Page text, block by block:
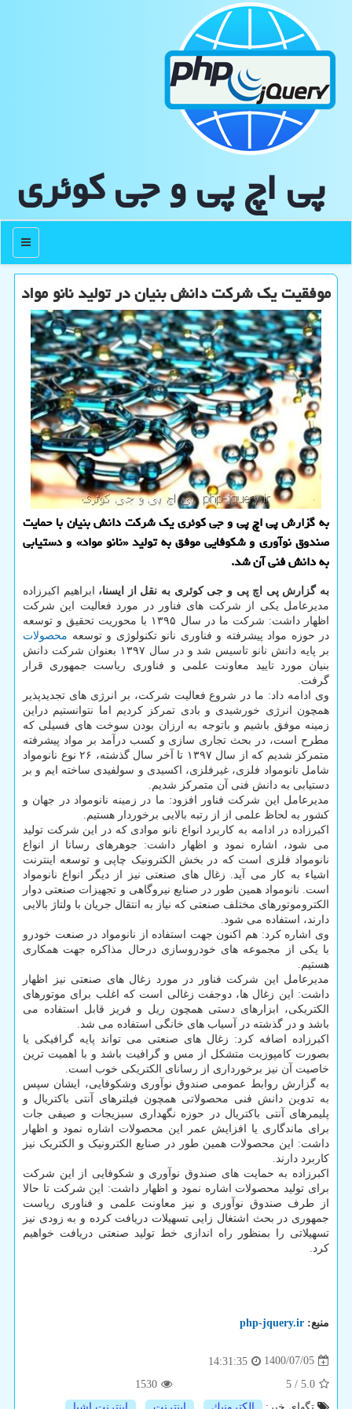
پی اچ پی و جی كوئری
منو
موفقیت یک شرکت دانش بنیان در تولید نانو مواد
به گزارش پی اچ پی و جی کوئری یک شرکت دانش بنیان با حمایت
صندوق نوآوری و شکوفایی موفق به تولید «نانو مواد» و دستیابی
به دانش فنی آن شد.
به گزارش پی اچ پی و جی کوئری به نقل از ایسنا، ابراهیم اکبرزاده
مدیرعامل یکی از شرکت های فناور در مورد فعالیت این شرکت
اظهار داشت: شرکت ما در سال ۱۳۹۵ با محوریت تحقیق و توسعه
در حوزه مواد پیشرفته و فناوری نانو تکنولوژی و توسعه محصولات
بر پایه دانش نانو تاسیس شد و در سال ۱۳۹۷ بعنوان شرکت دانش
بنیان مورد تایید معاونت علمی و فناوری ریاست جمهوری قرار
گرفت.
وی ادامه داد: ما در شروع فعالیت شرکت، بر انرژی های تجدیدپذیر
همچون انرژی خورشیدی و بادی تمرکز کردیم اما نتوانستیم دراین
زمینه موفق باشیم و باتوجه به ارزان بودن سوخت های فسیلی که
مطرح است، در بحث تجاری سازی و کسب درآمد بر مواد پیشرفته
متمرکز شدیم که از سال ۱۳۹۷ تا آخر سال گذشته، ۲۶ نوع نانومواد
شامل نانومواد فلزی، غیرفلزی، اکسیدی و سولفیدی ساخته ایم و بر
دستیابی به دانش فنی آن متمرکز شدیم.
مدیرعامل این شرکت فناور افزود: ما در زمینه نانومواد در جهان و
کشور به لحاظ علمی از از رتبه بالایی برخوردار هستیم.
اکبرزاده در ادامه به کاربرد انواع نانو موادی که در این شرکت تولید
می شود، اشاره نمود و اظهار داشت: جوهرهای رسانا از انواع
نانومواد فلزی است که در بخش الکترونیک چاپی و توسعه اینترنت
اشیاء به کار می آید. زغال های صنعتی نیز از دیگر انواع نانومواد
است. نانومواد همین طور در صنایع نیروگاهی و تجهیزات صنعتی دوار
الکتروموتورهای مختلف صنعتی که نیاز به انتقال جریان با ولتاژ بالایی
دارند، استفاده می شود.
وی اشاره کرد: هم اکنون جهت استفاده از نانومواد در صنعت خودرو
با یکی از مجموعه های خودروسازی درحال مذاکره جهت همکاری
هستیم.
مدیرعامل این شرکت فناور در مورد زغال های صنعتی نیز اظهار
داشت: این زغال ها، دوجفت زغالی است که اغلب برای موتورهای
الکتریکی، ابزارهای دستی همچون ریل و فریز قابل استفاده می
باشد و در گذشته در آسیاب های خانگی استفاده می شد.
اکبرزاده اضافه کرد: زغال های صنعتی می تواند پایه گرافیکی یا
بصورت کامپوزیت متشکل از مس و گرافیت باشد و با اهمیت ترین
خاصیت آن نیز برخورداری از رسانای الکتریکی خوب است.
به گزارش روابط عمومی صندوق نوآوری وشکوفایی، ایشان سپس
به تدوین دانش فنی محصولاتی همچون فیلترهای آنتی باکتریال و
پلیمرهای آنتی باکتریال در حوزه نگهداری سبزیجات و صیفی جات
برای ماندگاری یا افزایش عمر این محصولات اشاره نمود و اظهار
داشت: این محصولات همین طور در صنایع الکترونیک و الکتریک نیز
کاربرد دارند.
اکبرزاده به حمایت های صندوق نوآوری و شکوفایی از این شرکت
برای تولید محصولات اشاره نمود و اظهار داشت: این شرکت تا حالا
از طرف صندوق نوآوری و نیز معاونت علمی و فناوری ریاست
جمهوری در بحث اشتغال زایی تسهیلات دریافت کرده و به زودی نیز
تسهیلاتی را بمنظور راه اندازی خط تولید صنعتی دریافت خواهیم
کرد.
منبع: php-jquery.ir
1400/07/05
14:31:35
5.0
/
5
1530